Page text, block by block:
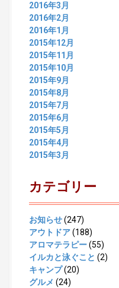
2016年3月
2016年2月
2016年1月
2015年12月
2015年11月
2015年10月
2015年9月
2015年8月
2015年7月
2015年6月
2015年5月
2015年4月
2015年3月
カテゴリー
お知らせ(247)
アウトドア(188)
アロマテラピー(55)
イルカと泳ぐこと (2)
キャンプ(20)
グルメ (24)